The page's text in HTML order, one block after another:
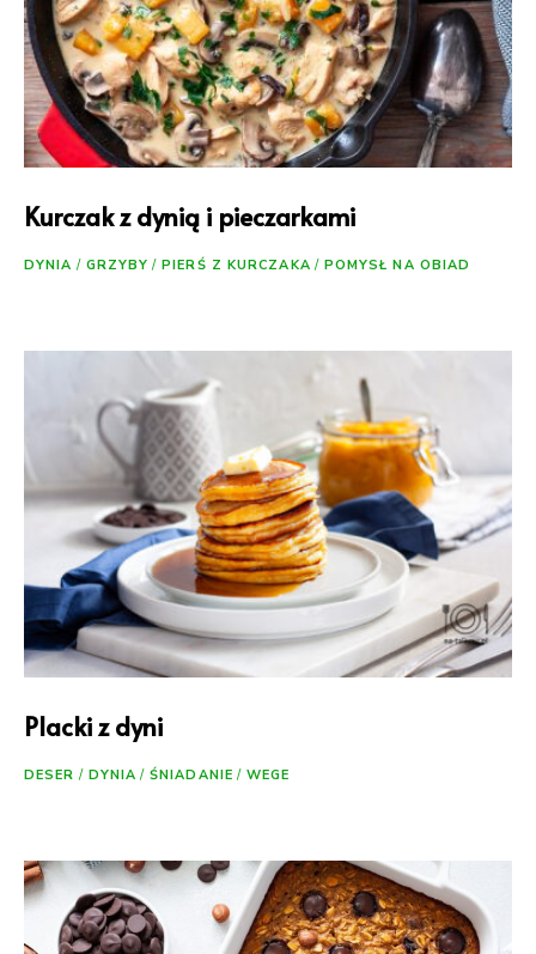
Kurczak z dynią i pieczarkami
DYNIA / GRZYBY / PIERŚ Z KURCZAKA / POMYSŁ NA OBIAD
Placki z dyni
DESER / DYNIA / ŚNIADANIE / WEGE